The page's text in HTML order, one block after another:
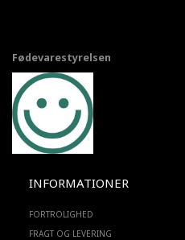
Fødevarestyrelsen
INFORMATIONER
FORTROLIGHED
FRAGT OG LEVERING